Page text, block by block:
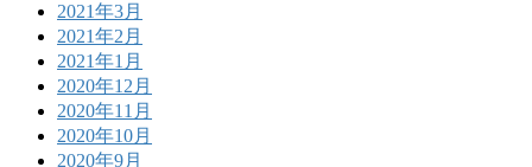
2021年3月
2021年2月
2021年1月
2020年12月
2020年11月
2020年10月
2020年9月